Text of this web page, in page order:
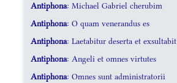
Antiphona: Michael Gabriel cherubim
Antiphona: O quam venerandus es
Antiphona: Laetabitur deserta et exsultabit
Antiphona: Angeli et omnes virtutes
Antiphona: Omnes sunt administratorii